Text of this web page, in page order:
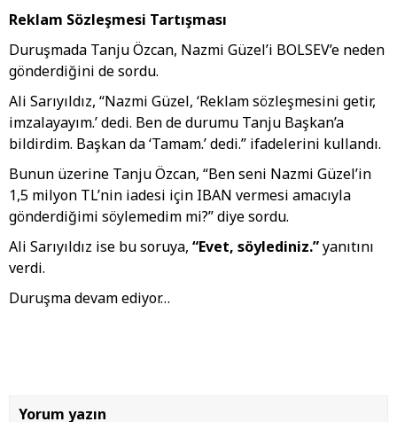
Reklam Sözleşmesi Tartışması
Duruşmada Tanju Özcan, Nazmi Güzel’i BOLSEV’e neden
gönderdiğini de sordu.
Ali Sarıyıldız, “Nazmi Güzel, ‘Reklam sözleşmesini getir,
imzalayayım.’ dedi. Ben de durumu Tanju Başkan’a
bildirdim. Başkan da ‘Tamam.’ dedi.” ifadelerini kullandı.
Bunun üzerine Tanju Özcan, “Ben seni Nazmi Güzel’in
1,5 milyon TL’nin iadesi için IBAN vermesi amacıyla
gönderdiğimi söylemedim mi?” diye sordu.
Ali Sarıyıldız ise bu soruya, “Evet, söylediniz.”yanıtını
verdi.
Duruşma devam ediyor…
Yorum yazın